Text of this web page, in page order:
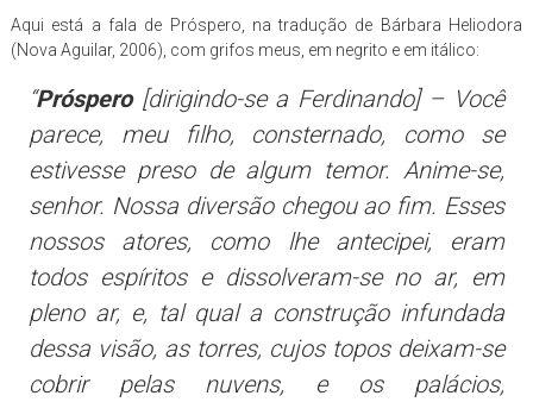
Aqui está a fala de Próspero, na tradução de Bárbara Heliodora
(Nova Aguilar, 2006), com grifos meus, em negrito e em itálico:
“Próspero[dirigindo-se a Ferdinando] – Você
parece, meu filho, consternado, como se
estivesse preso de algum temor. Anime-se,
senhor. Nossa diversão chegou ao fim. Esses
nossos atores, como lhe antecipei, eram
todos espíritos e dissolveram-se no ar, em
pleno ar, e, tal qual a construção infundada
dessa visão, as torres, cujos topos deixam-se
cobrir pelas nuvens, e os palácios,